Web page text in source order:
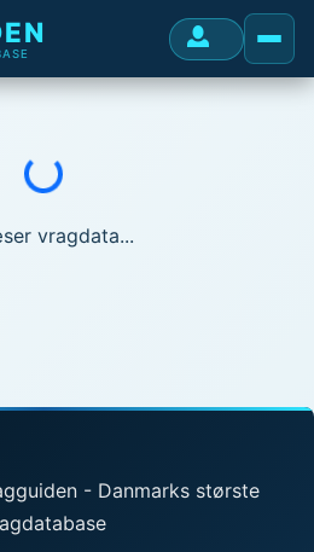
Indlæser...
vragdata...
- Danmarks største